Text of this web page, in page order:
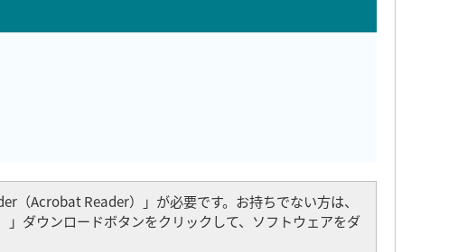
（Acrobat Reader）」が必要です。お持ちでない方は、
ダウンロードボタンをクリックして、ソフトウェアをダ